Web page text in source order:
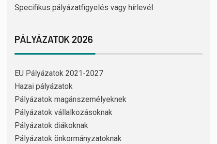
Specifikus pályázatfigyelés vagy hírlevél
PÁLYÁZATOK 2026
EU Pályázatok 2021-2027
Hazai pályázatok
Pályázatok magánszemélyeknek
Pályázatok vállalkozásoknak
Pályázatok diákoknak
Pályázatok önkormányzatoknak